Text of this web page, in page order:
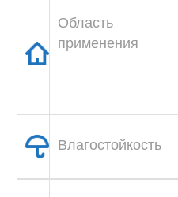
Область
применения
Влагостойкость